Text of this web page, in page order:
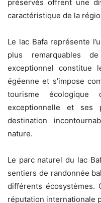
préservés offrent une
caractéristique de la
Le lac Bafa représente
plus remarquables
exceptionnel
égéenne et s’impose
tourisme écologique
exceptionnelle et ses
destination
nature.
Le parc naturel du lac
sentiers de randonnée
différents écosystèmes.
réputation internationale